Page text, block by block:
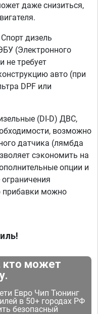
даже снизиться,
дизель
(Электронного
не требует
авто (при
DPF или
(DI-D) ДВС,
возможно
датчика (лямбда
сэкономить на
опции и
прибавки можно
кто может
Евро Чип Тюнинг
в 50+ городах РФ
безопасный